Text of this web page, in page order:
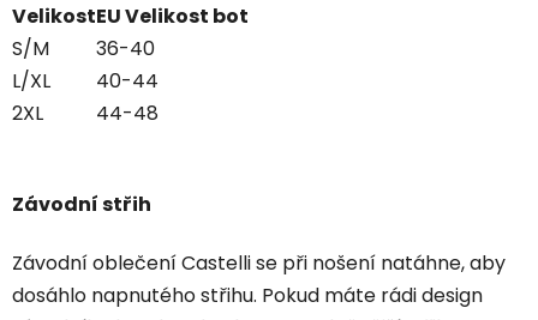
VelikostEU Velikost bot
S/M
36-40
L/XL
40-44
2XL
44-48
Závodní střih
Závodní oblečení Castelli se při nošení natáhne, aby
dosáhlo napnutého střihu. Pokud máte rádi design